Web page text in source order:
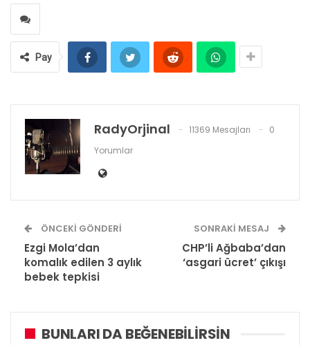
Pay
RadyOrjinal 11369 Mesajları
0
Yorumlar
ÖNCEKI GÖNDERI
Ezgi Mola’dan
komalık edilen 3 aylık
bebek tepkisi
SONRAKI MESAJ
CHP’li Ağbaba’dan
‘asgari ücret’ çıkışı
BUNLARI DA BEĞENEBILIRSIN